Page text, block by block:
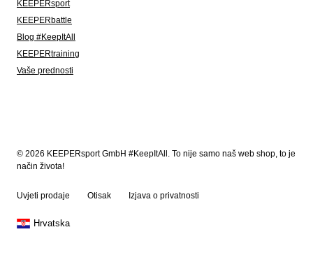
KEEPERsport
KEEPERbattle
Blog #KeepItAll
KEEPERtraining
Vaše prednosti
© 2026 KEEPERsport GmbH #KeepItAll. To nije samo naš web shop, to je
način života!
Uvjeti prodaje Otisak Izjava o privatnosti
Hrvatska